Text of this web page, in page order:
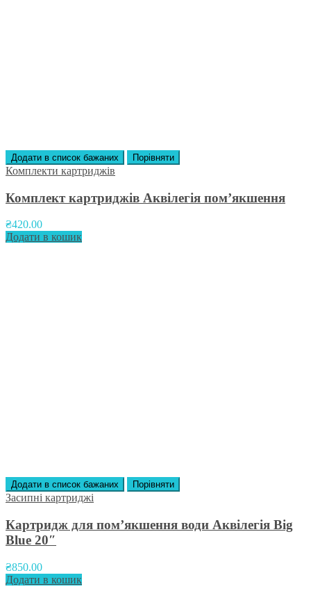
Додати в список бажаних Порівняти
Комплекти картриджів
Комплект картриджів Аквілегія пом’якшення
₴420.00
Додати в кошик
Додати в список бажаних Порівняти
Засипні картриджі
Картридж для пом’якшення води Аквілегія Вig
Вlue 20″
₴850.00
Додати в кошик